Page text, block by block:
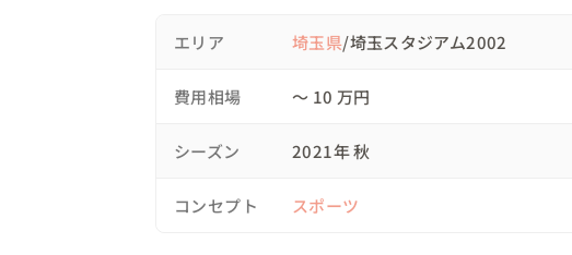
れてきました。
撮影時間は3ｈ、そのうちフィールドに立てるのは1h
エリア 埼玉県/埼玉スタジアム2002
費用相場 〜 10 万円
シーズン 2021年 秋
コンセプト スポーツ